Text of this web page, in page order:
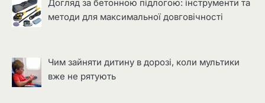
Догляд за бетонною підлогою: інструменти та
методи для максимальної довговічності
Чим зайняти дитину в дорозі, коли мультики
вже не рятують